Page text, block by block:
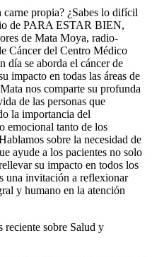
propia? ¿Sabes lo difícil
de PARA ESTAR BIEN,
de Mata Moya, radio-
Cáncer del Centro Médico
se aborda el cáncer de
impacto en todas las áreas de
nos comparte su profunda
de las personas que
la importancia del
emocional tanto de los
sobre la necesidad de
ayude a los pacientes no solo
su impacto en todos los
una invitación a reflexionar
y humano en la atención
reciente sobre Salud y